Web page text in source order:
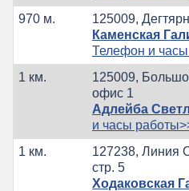
970 м.
125009,
Каменская
Телефон и
1 км.
125009,
офис 1
Адлейба
и часы
1 км.
127238, Линия
стр. 5
Ходаковская